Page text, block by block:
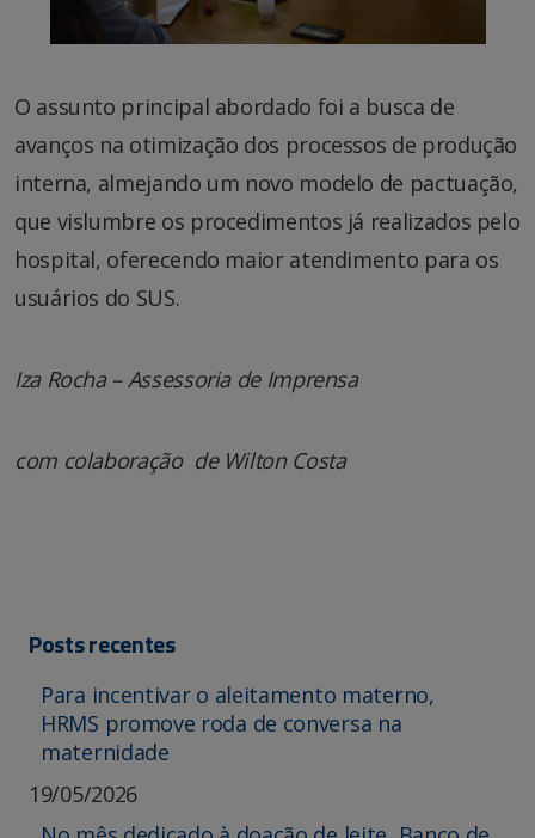
O assunto principal abordado foi a busca de
avanços na otimização dos processos de produção
interna, almejando um novo modelo de pactuação,
que vislumbre os procedimentos já realizados pelo
hospital, oferecendo maior atendimento para os
usuários do SUS.
Iza Rocha – Assessoria de Imprensa
com colaboração de Wilton Costa
Posts recentes
Para incentivar o aleitamento materno,
HRMS promove roda de conversa na
maternidade
19/05/2026